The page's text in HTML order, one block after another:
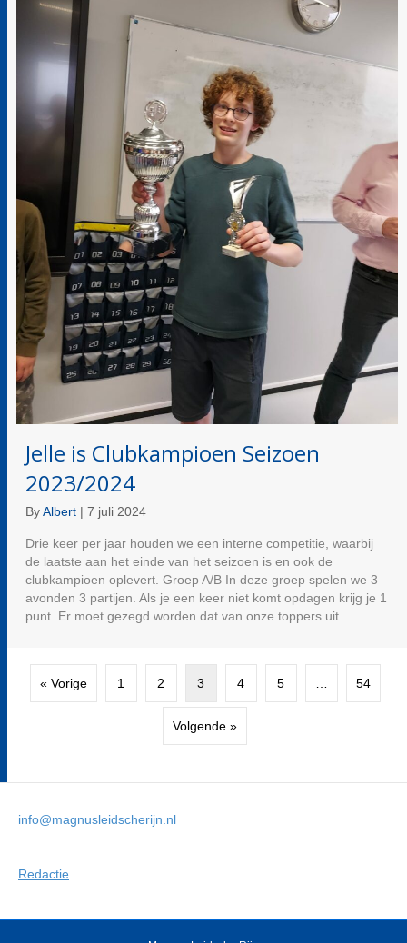
Jelle is Clubkampioen Seizoen
2023/2024
ByAlbert | 7 juli 2024
Drie keer per jaar houden we een interne competitie, waarbij
de laatste aan het einde van het seizoen is en ook de
clubkampioen oplevert. Groep A/B In deze groep spelen we 3
avonden 3 partijen. Als je een keer niet komt opdagen krijg je 1
punt. Er moet gezegd worden dat van onze toppers uit…
« Vorige 1 2 3 4 5 54
Volgende »
info@magnusleidscherijn.nl
Redactie